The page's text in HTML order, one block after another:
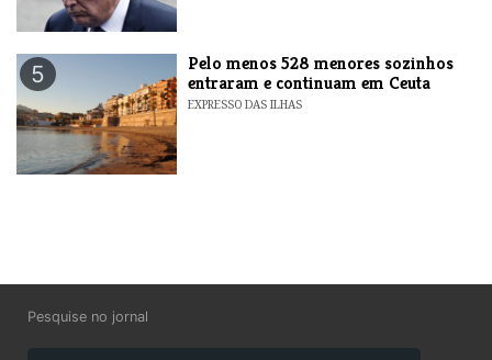
5
Pelo menos 528 menores sozinhos
entraram e continuam em Ceuta
EXPRESSO DAS ILHAS
Pesquise no jornal